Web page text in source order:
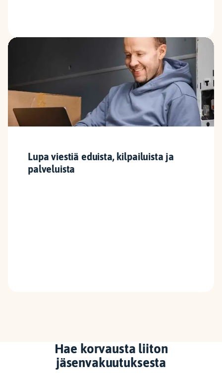
Lupa viestiä eduista, kilpailuista ja
palveluista
Hae korvausta liiton
jäsenvakuutuksesta